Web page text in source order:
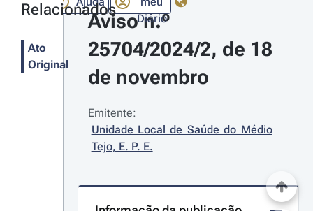
Diário
Relacionados
Ato
Original
Aviso n.º
25704/2024/2, de 18
de novembro
Emitente:
Unidade Local de Saúde do Médio
Tejo, E. P. E.